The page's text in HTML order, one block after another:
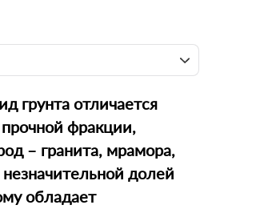
грунта отличается
фракции,
– гранита, мрамора,
долей
обладает